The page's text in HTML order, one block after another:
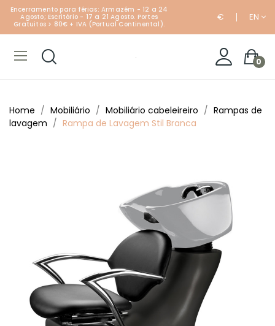
Encerramento para férias: Armazém - 12 a 24
Agosto; Escritório - 17 a 21 Agosto. Portes
Gratuitos > 80€ + IVA (Portual Continental).
€ EN
0
Home Mobiliário Mobiliário cabeleireiro
Rampas de
lavagem
Rampa de Lavagem Stil Branca